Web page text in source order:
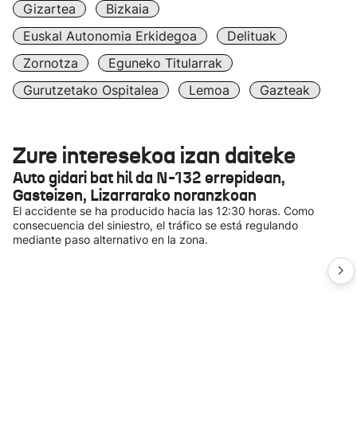
Gizartea
Bizkaia
Euskal Autonomia Erkidegoa
Delituak
Zornotza
Eguneko Titularrak
Gurutzetako Ospitalea
Lemoa Gazteak
Zure interesekoa izan daiteke
Auto gidari bat hil da N-132 errepidean,
Gasteizen, Lizarrarako noranzkoan
El accidente se ha producido hacia las 12:30 horas. Como
consecuencia del siniestro, el tráfico se está regulando
mediante paso alternativo en la zona.